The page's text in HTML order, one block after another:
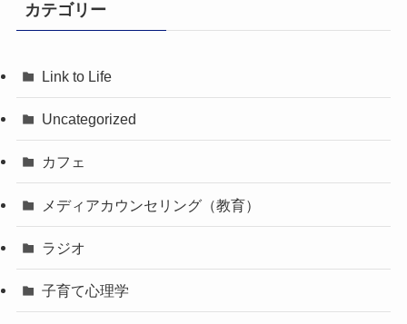
カテゴリー
Link to Life
Uncategorized
カフェ
メディアカウンセリング（教育）
ラジオ
子育て心理学